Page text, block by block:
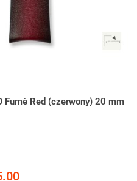
Fumè Red (czerwony) 20 mm